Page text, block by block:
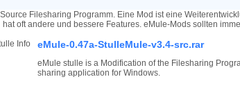
Filesharing Programm. Eine Mod ist eine
hat oft andere und bessere Features. eMule-Mods sollten
eMule-0.47a-StulleMule-v3.4-src.rar
eMule stulle is a Modification of the Filesharing
sharing application for Windows.